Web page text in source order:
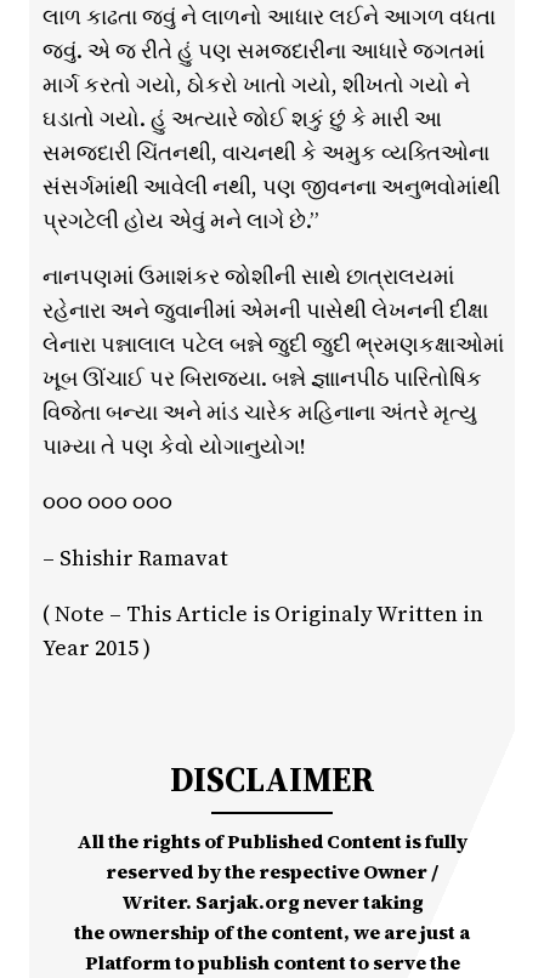
લાળ કાઢતા જવું ને લાળનો આધાર લઈને આગળ વધતા
જવું. એ જ રીતે હું પણ સમજદારીના આધારે જગતમાં
માર્ગ કરતો ગયો, ઠોકરો ખાતો ગયો, શીખતો ગયો ને
ઘડાતો ગયો. હું અત્યારે જોઈ શકું છું કે મારી આ
સમજદારી ચિંતનથી, વાચનથી કે અમુક વ્યક્તિઓના
સંસર્ગમાંથી આવેલી નથી, પણ જીવનના અનુભવોમાંથી
પ્રગટેલી હોય એવું મને લાગે છે.”
નાનપણમાં ઉમાશંકર જોશીની સાથે છાત્રાલયમાં
રહેનારા અને જુવાનીમાં એમની પાસેથી લેખનની દીક્ષા
લેનારા પન્નાલાલ પટેલ બન્ને જુદી જુદી ભ્રમણકક્ષાઓમાં
ખૂબ ઊંચાઈ પર બિરાજ્યા. બન્ને જ્ઞાાનપીઠ પારિતોષિક
વિજેતા બન્યા અને માંડ ચારેક મહિનાના અંતરે મૃત્યુ
પામ્યા તે પણ કેવો યોગાનુયોગ!
૦૦૦ ૦૦૦ ૦૦૦
– Shishir Ramavat
( Note – This Article is Originaly Written in
Year 2015 )
DISCLAIMER
All the rights of Published Content is fully
reserved by the respective Owner /
Writer. Sarjak.org never taking
the ownership of the content, we are just a
Platform to publish content to serve the